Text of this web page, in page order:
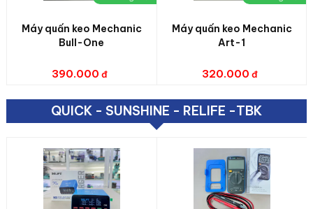
Máy quấn keo Mechanic
Bull-One
390.000
Máy quấn keo Mechanic
Art-1
320.000
QUICK - SUNSHINE - RELIFE -TBK